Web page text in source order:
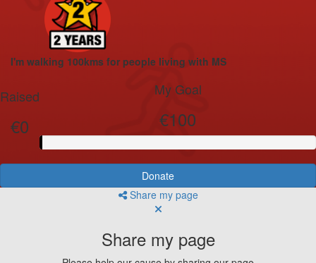
I'm walking 100kms for people living with MS
Raised
€0
My Goal
€100
Donate
Share my page
Share my page